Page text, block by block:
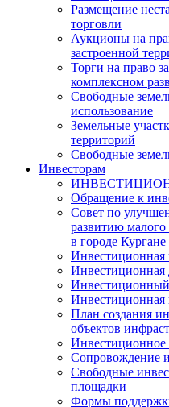
Размещение
торговли
Аукционы на
застроенной
Торги на право
комплексном
Свободные
использование
Земельные
территорий
Свободные
Инвесторам
Обращение к
Совет по
развитию малого
в городе Кургане
Инвестиционная
Инвестиционная
Инвестиционная
План создания
объектов
Инвестиционное
Сопровождение
Свободные
площадки
Формы